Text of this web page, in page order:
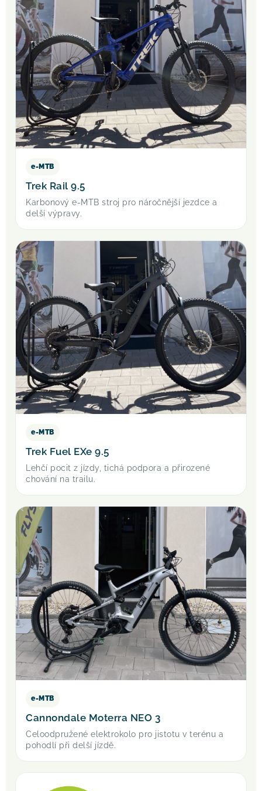
e-MTB
Trek Rail 9.5
Karbonový e-MTB stroj pro náročnější jezdce a
delší výpravy.
e-MTB
Trek Fuel EXe 9.5
Lehčí pocit z jízdy, tichá podpora a přirozené
chování na trailu.
e-MTB
Cannondale Moterra NEO 3
Celoodpružené elektrokolo pro jistotu v terénu a
pohodlí při delší jízdě.